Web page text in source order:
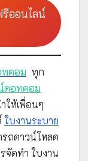
ออนไลน์
คอม ทุก
ดอทคอม
ให้เพื่อนๆ
ใบงานระบาย
ถดาวน์โหลด
จัดทำ ใบงาน